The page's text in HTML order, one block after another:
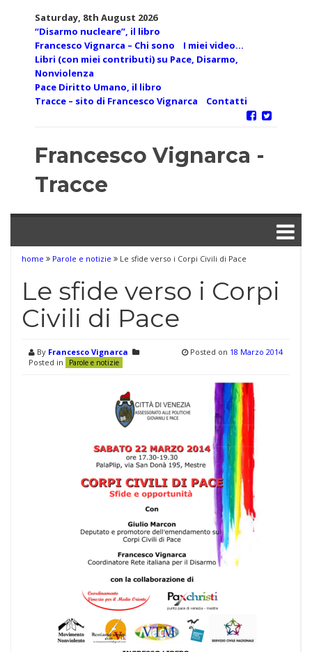
Saturday, 8th August 2026
“Disarmo nucleare”, il libro
Francesco Vignarca – Chi sono
I miei video…
Libri (con miei contributi) su Pace, Disarmo,
Nonviolenza
Pace Diritto Umano, il libro
Tracce – sito di Francesco Vignarca
Contatti
Francesco Vignarca -
Tracce
home Parole e notizie Le sfide verso i Corpi Civili di Pace
Le sfide verso i Corpi
Civili di Pace
By Francesco Vignarca
Posted in
Parole e notizie
Posted on 18 Marzo 2014